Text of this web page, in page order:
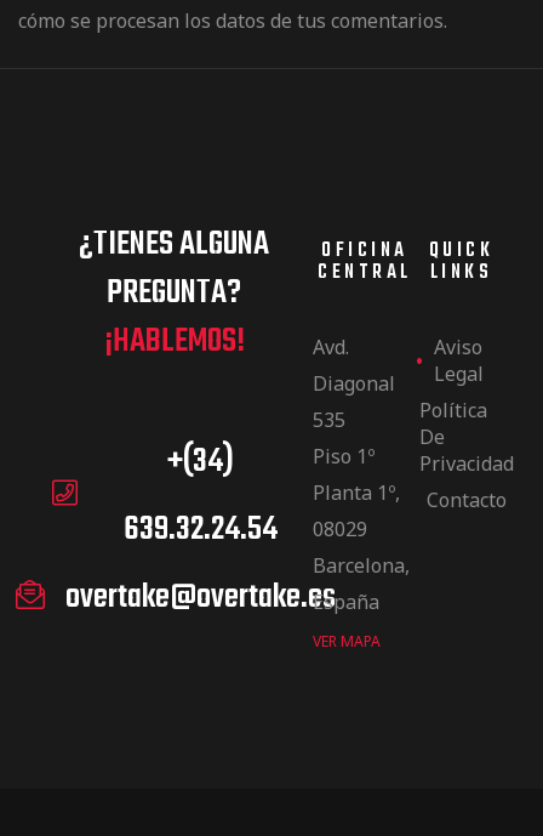
cómo se procesan los datos de tus comentarios.
¿TIENES ALGUNA
PREGUNTA?
¡HABLEMOS!
+(34)
639.32.24.54
overtake@overtake.es
OFICINA
CENTRAL
Avd.
Diagonal
535
Piso 1º
Planta 1º,
08029
Barcelona,
España
VER MAPA
QUICK
LINKS
Aviso
Legal
Política
De
Privacidad
Contacto